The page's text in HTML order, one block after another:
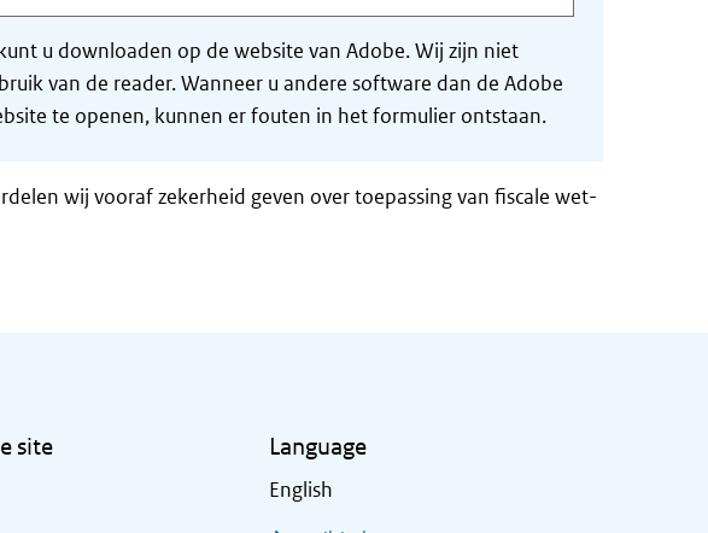
u downloaden op de website van Adobe. Wij zijn niet
van de reader. Wanneer u andere software dan de Adobe
te openen, kunnen er fouten in het formulier ontstaan.
wij vooraf zekerheid geven over toepassing van fiscale wet-
site Language
English